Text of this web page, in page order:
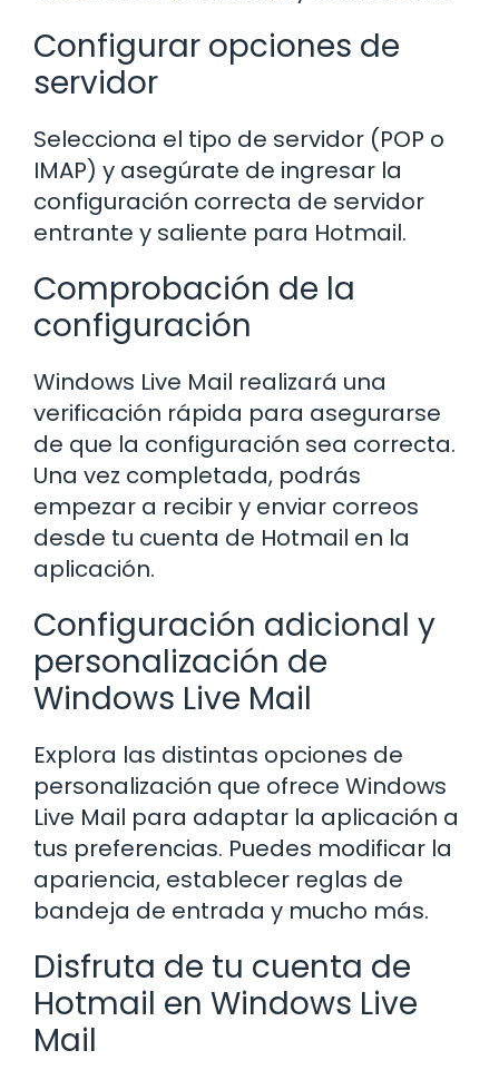
Configurar opciones de
servidor
Selecciona el tipo de servidor (POP o
IMAP) y asegúrate de ingresar la
configuración correcta de servidor
entrante y saliente para Hotmail.
Comprobación de la
configuración
Windows Live Mail realizará una
verificación rápida para asegurarse
de que la configuración sea correcta.
Una vez completada, podrás
empezar a recibir y enviar correos
desde tu cuenta de Hotmail en la
aplicación.
Configuración adicional y
personalización de
Windows Live Mail
Explora las distintas opciones de
personalización que ofrece Windows
Live Mail para adaptar la aplicación a
tus preferencias. Puedes modificar la
apariencia, establecer reglas de
bandeja de entrada y mucho más.
Disfruta de tu cuenta de
Hotmail en Windows Live
Mail